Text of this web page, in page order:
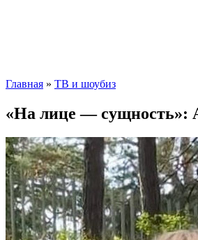
Главная » ТВ и шоубиз
«На лице — сущность»: